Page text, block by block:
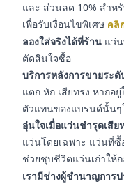
และ ส่วนลด 10% สำห
เพื่อรับเงื่อนไขพิเศษ คลิ
ลองใส่จริงได้ที่ร้าน แว่
ตัดสินใจซื้อ
บริการหลังการขายระดั
แตก หัก เสียทรง หากอ
ตัวแทนของแบรนด์นั้นๆ
อุ่นใจเมื่อแว่นชำรุดเสีย
แว่นโดยเฉพาะ แว่นที่ซื้
ช่วยชุบชีวิตแว่นเก่าให้
เรามีช่างผู้ชำนาญการ